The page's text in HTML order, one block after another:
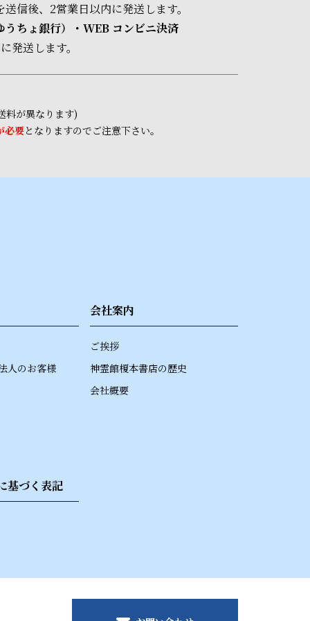
信後、2営業日以内に発送します。
ちょ銀行）・WEB コンビニ決済
発送します。
料が異なります)
必要となりますのでご注意下さい。
人のお客様
会社案内
ご挨拶
神霊館榎本書店の歴史
会社概要
基づく表記